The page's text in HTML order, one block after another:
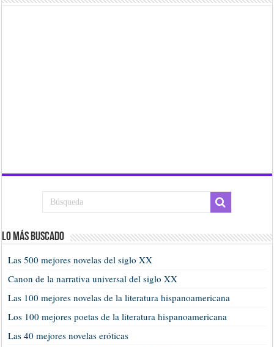
Lo más buscado
Las 500 mejores novelas del siglo XX
Canon de la narrativa universal del siglo XX
Las 100 mejores novelas de la literatura hispanoamericana
Los 100 mejores poetas de la literatura hispanoamericana
Las 40 mejores novelas eróticas